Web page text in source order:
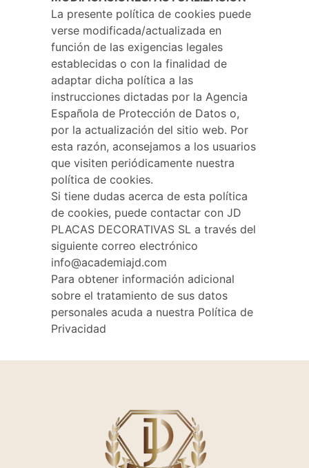
La presente política de cookies puede
verse modificada/actualizada en
función de las exigencias legales
establecidas o con la finalidad de
adaptar dicha política a las
instrucciones dictadas por la Agencia
Española de Protección de Datos o,
por la actualización del sitio web. Por
esta razón, aconsejamos a los usuarios
que visiten periódicamente nuestra
política de cookies.
Si tiene dudas acerca de esta política
de cookies, puede contactar con JD
PLACAS DECORATIVAS SL a través del
siguiente correo electrónico
info@academiajd.com
Para obtener información adicional
sobre el tratamiento de sus datos
personales acuda a nuestra Política de
Privacidad